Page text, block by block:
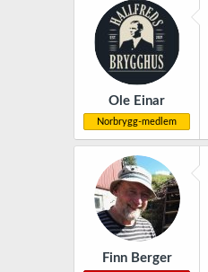
Ole Einar
Norbrygg-medlem
Finn Berger